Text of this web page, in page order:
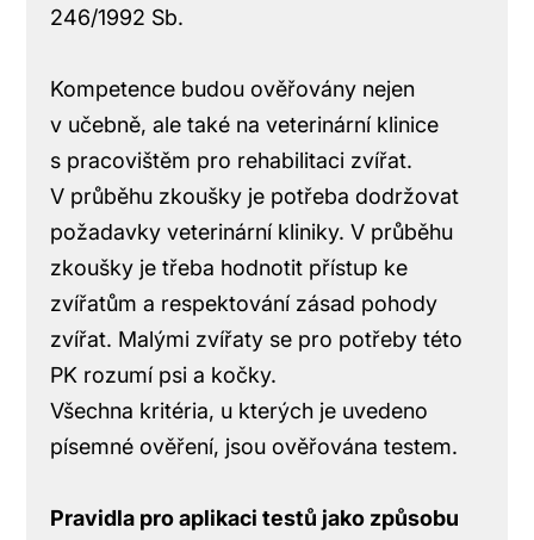
246/1992 Sb.
Kompetence budou ověřovány nejen
v učebně, ale také na veterinární klinice
s pracovištěm pro rehabilitaci zvířat.
V průběhu zkoušky je potřeba dodržovat
požadavky veterinární kliniky. V průběhu
zkoušky je třeba hodnotit přístup ke
zvířatům a respektování zásad pohody
zvířat. Malými zvířaty se pro potřeby této
PK rozumí psi a kočky.
Všechna kritéria, u kterých je uvedeno
písemné ověření, jsou ověřována testem.
Pravidla pro aplikaci testů jako způsobu